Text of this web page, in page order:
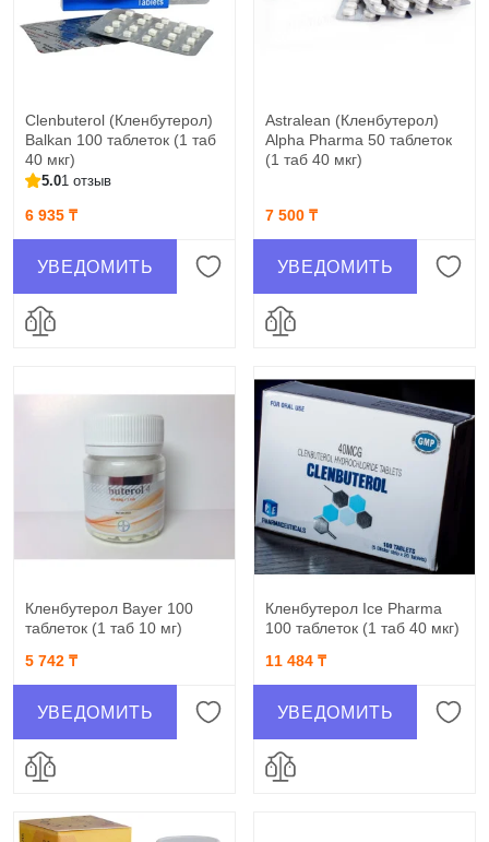
Clenbuterol (Кленбутерол)
Balkan 100 таблеток (1 таб
40 мкг)
5.01 отзыв
6 935 ₸
УВЕДОМИТЬ
Astralean (Кленбутерол)
Alpha Pharma 50 таблеток
(1 таб 40 мкг)
7 500 ₸
УВЕДОМИТЬ
Кленбутерол Bayer 100
таблеток (1 таб 10 мг)
5 742 ₸
УВЕДОМИТЬ
Кленбутерол Ice Pharma
100 таблеток (1 таб 40 мкг)
11 484 ₸
УВЕДОМИТЬ